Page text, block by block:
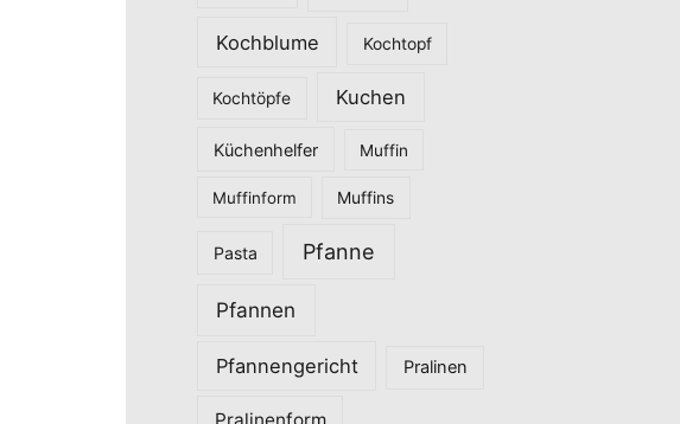
Kochblume Kochtopf
Kochtöpfe Kuchen
Küchenhelfer Muffin
Muffinform Muffins
Pasta Pfanne
Pfannen
Pfannengericht Pralinen